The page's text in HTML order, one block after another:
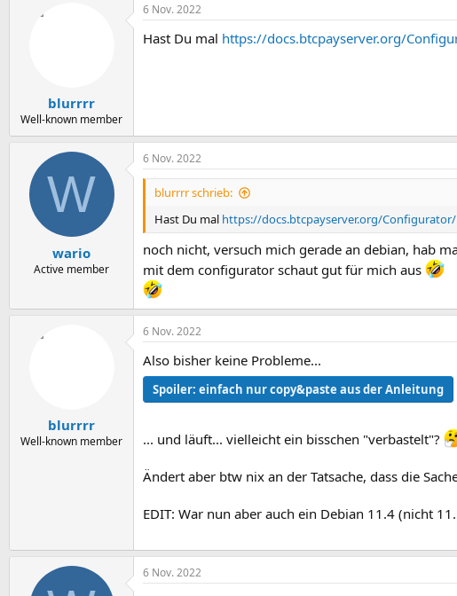
blurrrr
Well-known member
6 Nov. 2022
Hast Du mal https://docs.btcpayserver.org/
W
wario
Active member
6 Nov. 2022
blurrrr schrieb:
Hast Du mal https://docs.btcpayserver.org/Configurator/
noch nicht, versuch mich gerade an debian, hab
mit dem configurator schaut gut für mich aus
blurrrr
Well-known member
6 Nov. 2022
Also bisher keine Probleme...
Spoiler: einfach nur copy&paste aus der Anleitung
... und läuft... vielleicht ein bisschen "verbastelt"?
Ändert aber btw nix an der Tatsache, dass die
EDIT: War nun aber auch ein Debian 11.4 (nicht
6 Nov. 2022